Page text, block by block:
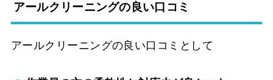
アールクリーニングの良い口コミ
アールクリーニングの良い口コミとして